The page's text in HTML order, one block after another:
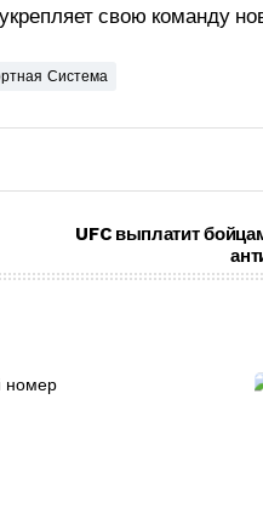
свою команду
Система
UFC выплатит